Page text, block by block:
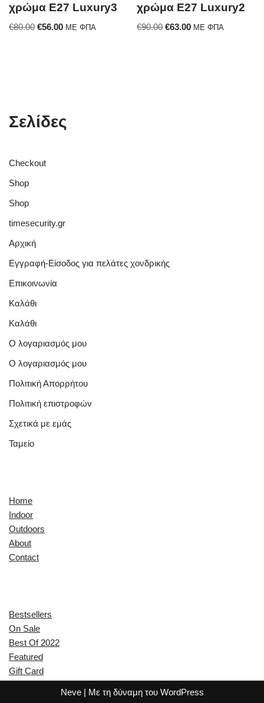
χρώμα Ε27 Luxury3
€80.00 €56.00 ΜΕ ΦΠΑ
χρώμα Ε27 Luxury2
€90.00 €63.00 ΜΕ ΦΠΑ
Σελίδες
Checkout
Shop
Shop
timesecurity.gr
Αρχική
Εγγραφή-Είσοδος για πελάτες χονδρικής
Επικοινωνία
Καλάθι
Καλάθι
Ο λογαριασμός μου
Ο λογαριασμός μου
Πολιτική Απορρήτου
Πολιτική επιστροφών
Σχετικά με εμάς
Ταμείο
Home
Indoor
Outdoors
About
Contact
Bestsellers
On Sale
Best Of 2022
Featured
Gift Card
Neve| Με τη δύναμη του WordPress